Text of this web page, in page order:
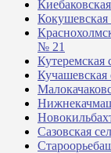
№ 21
Кутеремская
Кучашевская
Сазовская